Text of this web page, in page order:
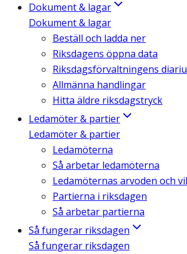
Dokument & lagar
Dokument & lagar
Beställ och ladda ner
Riksdagens öppna data
Riksdagsförvaltningens
Allmänna handlingar
Hitta äldre riksdagstryck
Ledamöter & partier
Ledamöter & partier
Ledamöterna
Så arbetar ledamöterna
Ledamöternas arvoden och
Partierna i riksdagen
Så arbetar partierna
Så fungerar riksdagen
Så fungerar riksdagen